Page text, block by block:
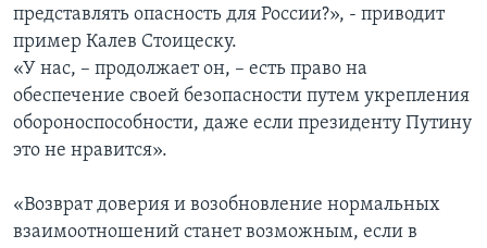
представлять опасность для России?», - приводит
пример Калев Стоицеску.
«У нас, – продолжает он, – есть право на
обеспечение своей безопасности путем укрепления
обороноспособности, даже если президенту Путину
это не нравится».
«Возврат доверия и возобновление нормальных
взаимоотношений станет возможным, если в